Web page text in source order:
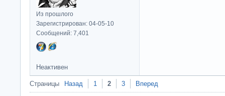
Из прошлого
Зарегистрирован: 04-05-10
Сообщений: 7,401
Неактивен
Страницы Назад 1 2 3 Вперед